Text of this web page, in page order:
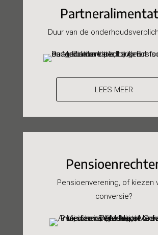
Duur van de
LEES MEER
Pensioenverening, of kiezen
conversie?